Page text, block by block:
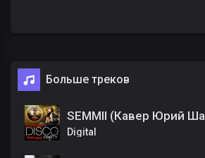
Больше треков
Digital